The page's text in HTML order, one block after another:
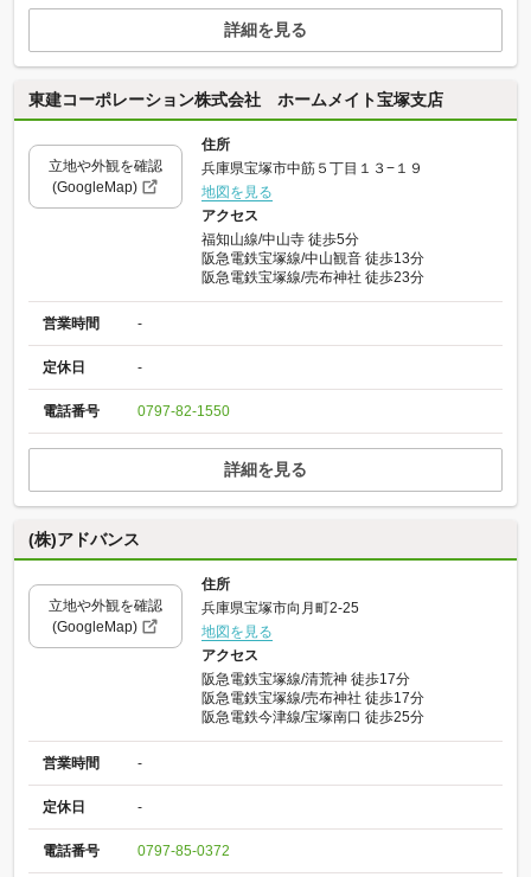
詳細を見る
東建コーポレーション株式会社 ホームメイト宝塚支店
立地や外観を確認
(GoogleMap)
住所
兵庫県宝塚市中筋５丁目１３−１９
地図を見る
アクセス
福知山線/中山寺 徒歩5分
阪急電鉄宝塚線/中山観音 徒歩13分
阪急電鉄宝塚線/売布神社 徒歩23分
営業時間 -
定休日 -
電話番号 0797-82-1550
詳細を見る
(株)アドバンス
立地や外観を確認
(GoogleMap)
住所
兵庫県宝塚市向月町2-25
地図を見る
アクセス
阪急電鉄宝塚線/清荒神 徒歩17分
阪急電鉄宝塚線/売布神社 徒歩17分
阪急電鉄今津線/宝塚南口 徒歩25分
営業時間 -
定休日 -
電話番号 0797-85-0372